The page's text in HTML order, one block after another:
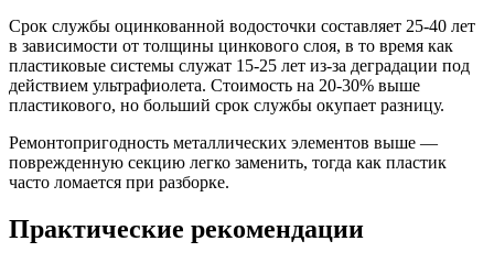
Срок службы оцинкованной водосточки составляет 25-40 лет
в зависимости от толщины цинкового слоя, в то время как
пластиковые системы служат 15-25 лет из-за деградации под
действием ультрафиолета. Стоимость на 20-30% выше
пластикового, но больший срок службы окупает разницу.
Ремонтопригодность металлических элементов выше —
поврежденную секцию легко заменить, тогда как пластик
часто ломается при разборке.
Практические рекомендации